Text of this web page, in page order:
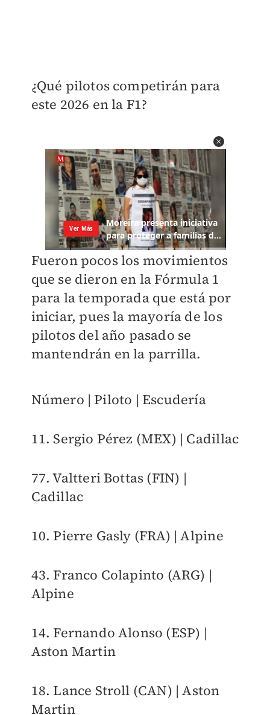
¿Qué pilotos competirán para
este 2026 en la F1?
Fueron pocos los movimientos
que se dieron en la Fórmula 1
para la temporada que está por
iniciar, pues la mayoría de los
pilotos del año pasado se
mantendrán en la parrilla.
Número | Piloto | Escudería
11. Sergio Pérez (MEX) | Cadillac
77. Valtteri Bottas (FIN) |
Cadillac
10. Pierre Gasly (FRA) | Alpine
43. Franco Colapinto (ARG) |
Alpine
14. Fernando Alonso (ESP) |
Aston Martin
18. Lance Stroll (CAN) | Aston
Martin